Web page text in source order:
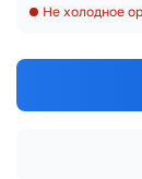
Не холодное